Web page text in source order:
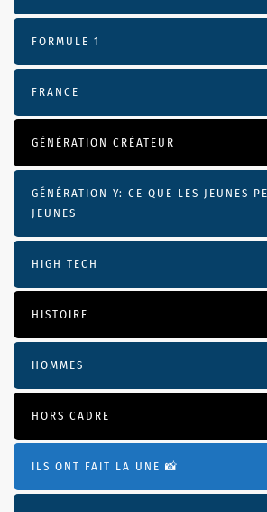
FORMULE 1
FRANCE
GÉNÉRATION CRÉATEUR
GÉNÉRATION Y: CE QUE LES JEUNES
JEUNES
HIGH TECH
HISTOIRE
HOMMES
HORS CADRE
ILS ONT FAIT LA UNE 📸